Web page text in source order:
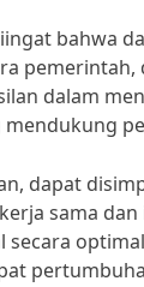
bahwa
pemerintah,
dalam
mendukung
dapat
sama